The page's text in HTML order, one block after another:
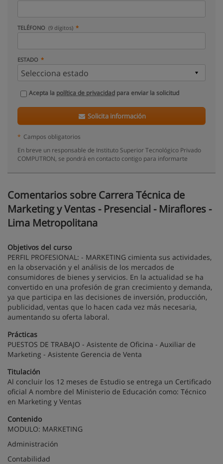
TELÉFONO (9 dígitos)
ESTADO
Acepta la política de privacidad para enviar la solicitud
Solicita información
* Campos obligatorios
En breve un responsable de Instituto Superior Tecnológico Privado
COMPUTRON, se pondrá en contacto contigo para informarte
Comentarios sobre Carrera Técnica de
Marketing y Ventas - Presencial - Miraflores -
Lima Metropolitana
Objetivos del curso
PERFIL PROFESIONAL: - MARKETING cimienta sus actividades,
en la observación y el análisis de los mercados de
consumidores de bienes y servicios. En la actualidad se ha
convertido en una profesión de gran crecimiento y demanda,
ya que participa en las decisiones de inversión, producción,
publicidad, ventas que lo hacen cada vez más necesaria,
aumentando su oferta laboral.
Prácticas
PUESTOS DE TRABAJO - Asistente de Oficina - Auxiliar de
Marketing - Asistente Gerencia de Venta
Titulación
Al concluir los 12 meses de Estudio se entrega un Certificado
oficial A nombre del Ministerio de Educación como: Técnico
en Marketing y Ventas
Contenido
MODULO: MARKETING
Administración
Contabilidad